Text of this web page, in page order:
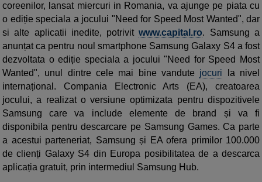
coreenilor, lansat miercuri in Romania, va ajunge pe piata cu
o ediție speciala a jocului "Need for Speed Most Wanted", dar
si alte aplicatii inedite, potrivitwww.capital.ro. Samsung a
anunțat ca pentru noul smartphone Samsung Galaxy S4 a fost
dezvoltata o ediție speciala a jocului "Need for Speed Most
Wanted", unul dintre cele mai bine vandute jocuri la nivel
internațional. Compania Electronic Arts (EA), creatoarea
jocului, a realizat o versiune optimizata pentru dispozitivele
Samsung care va include elemente de brand și va fi
disponibila pentru descarcare pe Samsung Games. Ca parte
a acestui parteneriat, Samsung și EA ofera primilor 100.000
de clienți Galaxy S4 din Europa posibilitatea de a descarca
aplicația gratuit, prin intermediul Samsung Hub.